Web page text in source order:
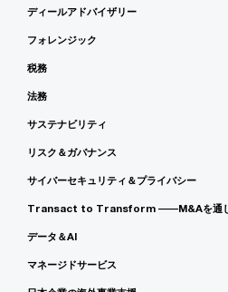
ディールアドバイザリー
フォレンジック
税務
法務
サステナビリティ
リスク＆ガバナンス
サイバーセキュリティ＆プライバシー
Transact to Transform ――M&Aを通じ
データ＆AI
マネージドサービス